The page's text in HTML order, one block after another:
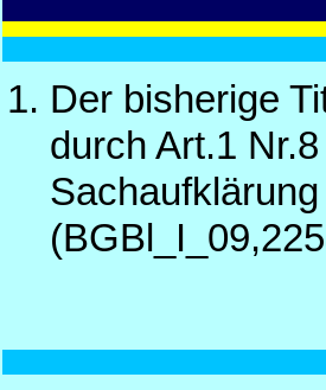
Der bisherige
durch Art.1